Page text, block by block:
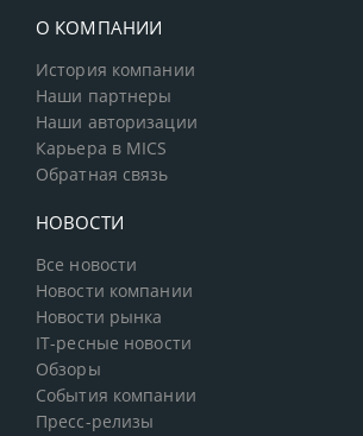
О КОМПАНИИ
История компании
Наши партнеры
Наши авторизации
Карьера в MICS
Обратная связь
НОВОСТИ
Все новости
Новости компании
Новости рынка
IT-ресные новости
Обзоры
События компании
Пресс-релизы